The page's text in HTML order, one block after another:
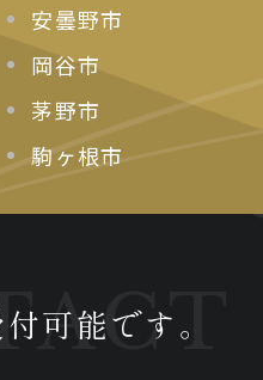
安曇野市
岡谷市
茅野市
駒ヶ根市
可能です。